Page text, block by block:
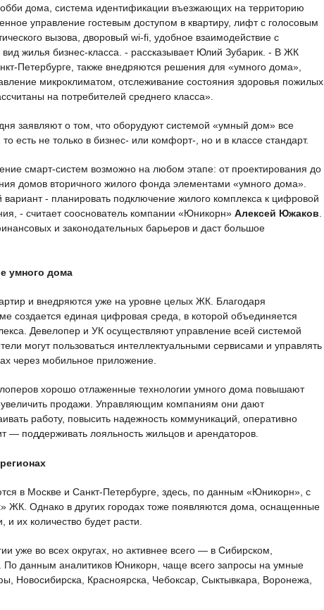
дома, система идентификации въезжающих на территорию
управление гостевым доступом в квартиру, лифт с голосовым
вызова, дворовый wi-fi, удобное взаимодействие с
жилья бизнес-класса. - рассказывает Юлий Зубарик. - В ЖК
Петербурге, также внедряются решения для «умного дома»,
микроклиматом, отслеживание состояния здоровья пожилых
на потребителей среднего класса».
заявляют о том, что оборудуют системой «умный дом» все
есть не только в бизнес- или комфорт-, но и в классе стандарт.
смарт-систем возможно на любом этапе: от проектирования до
домов вторичного жилого фонда элементами «умного дома».
- планировать подключение жилого комплекса к цифровой
- считает сооснователь компании «Юникорн» Алексей Южаков
и законодательных барьеров и даст большое
умного дома
и внедряются уже на уровне целых ЖК. Благодаря
создается единая цифровая среда, в которой объединяется
Девелопер и УК осуществляют управление всей системой
могут пользоваться интеллектуальными сервисами и управлять
через мобильное приложение.
хорошо отлаженные технологии умного дома повышают
продажи. Управляющим компаниям они дают
работу, повысить надежность коммуникаций, оперативно
— поддерживать лояльность жильцов и арендаторов.
в Москве и Санкт-Петербурге, здесь, по данным «Юникорн», с
ЖК. Однако в других городах тоже появляются дома, оснащенные
количество будет расти.
уже во всех округах, но активнее всего — в Сибирском,
данным аналитиков Юникорн, чаще всего запросы на умные
Новосибирска, Красноярска, Чебоксар, Сыктывкара, Воронежа,